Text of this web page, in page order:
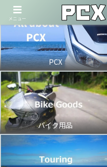
PCX
バイク用品
メニュー